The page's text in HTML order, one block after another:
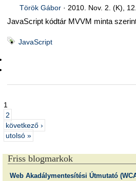
Török Gábor· 2010. Nov. 2. (K),
JavaScript kódtár MVVM minta
JavaScript
1
2
következő ›
utolsó »
Friss blogmarkok
Web Akadálymentesítési Útmutató